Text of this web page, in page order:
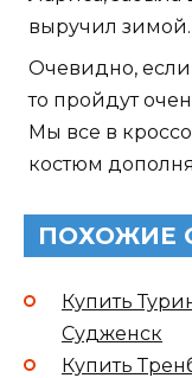
выручил зимой.
Очевидно,
то пройдут
Мы все в
костюм
ПОХОЖИЕ
Купить
Судженск
Купить